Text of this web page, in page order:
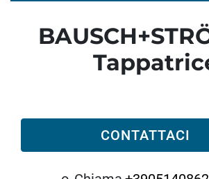
CONTATTACI